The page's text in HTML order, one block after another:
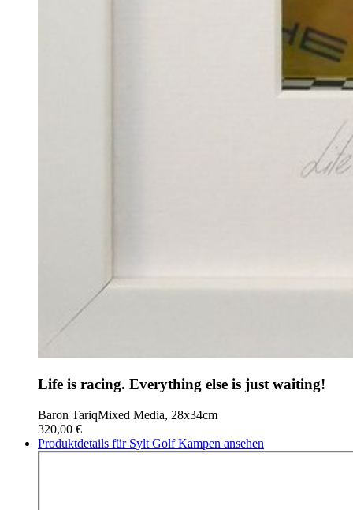
Life is racing. Everything else is just waiting!
Baron TariqMixed Media, 28x34cm
320,00 €
Produktdetails für Sylt Golf Kampen ansehen